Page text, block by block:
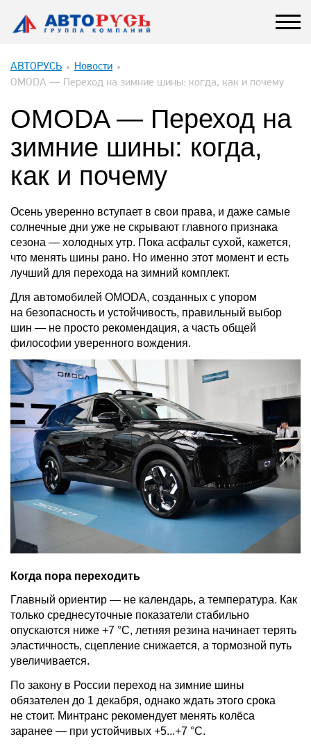
АВТОРУСЬ
Новости
OMODA — Переход на зимние шины: когда, как и почему
OMODA — Переход на
зимние шины: когда,
как и почему
Осень уверенно вступает в свои права, и даже самые
солнечные дни уже не скрывают главного признака
сезона — холодных утр. Пока асфальт сухой, кажется,
что менять шины рано. Но именно этот момент и есть
лучший для перехода на зимний комплект.
Для автомобилей OMODA, созданных с упором
на безопасность и устойчивость, правильный выбор
шин — не просто рекомендация, а часть общей
философии уверенного вождения.
Когда пора переходить
Главный ориентир — не календарь, а температура. Как
только среднесуточные показатели стабильно
опускаются ниже +7 °C, летняя резина начинает терять
эластичность, сцепление снижается, а тормозной путь
увеличивается.
По закону в России переход на зимние шины
обязателен до 1 декабря, однако ждать этого срока
не стоит. Минтранс рекомендует менять колёса
заранее — при устойчивых +5...+7 °C.